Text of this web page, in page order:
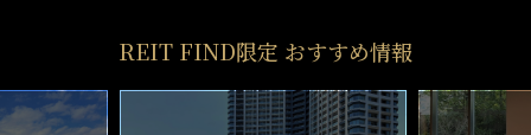
REIT FIND限定 おすすめ情報